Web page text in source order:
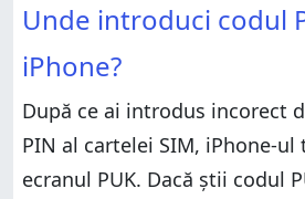
Unde introduci codul
iPhone?
După ce ai introdus incorect
PIN al cartelei SIM, iPhone-ul
ecranul PUK. Dacă știi codul